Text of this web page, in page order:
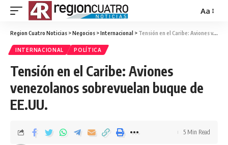
Aa
Region Cuatro Noticias >Negocios >Internacional > Tensión en el Caribe: Aviones venezolanos sobrevuelan buque de EE.UU.
INTERNACIONAL POLÍTICA
Tensión en el Caribe: Aviones
venezolanos sobrevuelan buque de
EE.UU.
5 Min Read